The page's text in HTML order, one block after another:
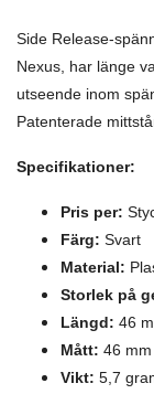
Side Release-
Nexus, har länge
utseende inom
Patenterade
Specifikationer:
Pris per:
Färg: Svart
Material:
Storlek på
Längd: 46 m
Mått: 46
Vikt: 5,7